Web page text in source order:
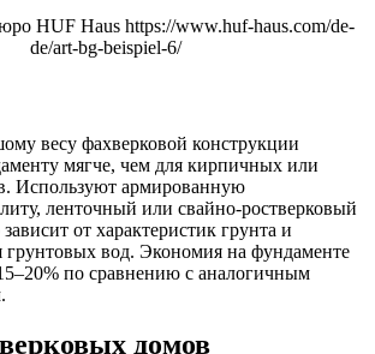
HUF Haus https://www.huf-haus.com/de-
de/art-bg-beispiel-6/
весу фахверковой конструкции
мягче, чем для кирпичных или
Используют армированную
ленточный или свайно-ростверковый
от характеристик грунта и
грунтовых вод. Экономия на фундаменте
по сравнению с аналогичным
домов